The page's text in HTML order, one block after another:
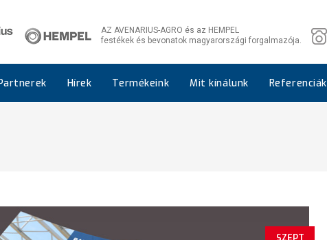
AZ AVENARIUS-AGRO és az HEMPEL
festékek és bevonatok magyarországi forgalmazója.
Hírek Termékeink Mit kínálunk Referenciák
SZEPT